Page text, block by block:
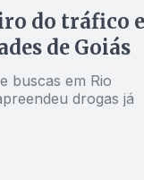
do tráfico e
de Goiás
buscas em Rio
drogas já